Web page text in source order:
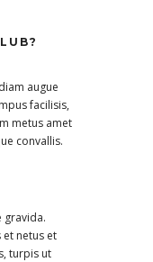
augue
facilisis,
metus amet
convallis.
gravida.
netus et
turpis ut